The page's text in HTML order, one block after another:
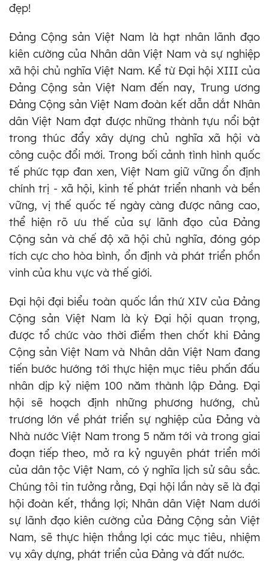
đẹp!
Đảng Cộng sản Việt Nam là hạt nhân lãnh đạo
kiên cường của Nhân dân Việt Nam và sự nghiệp
xã hội chủ nghĩa Việt Nam. Kể từ Đại hội XIII của
Đảng Cộng sản Việt Nam đến nay, Trung ương
Đảng Cộng sản Việt Nam đoàn kết dẫn dắt Nhân
dân Việt Nam đạt được những thành tựu nổi bật
trong thúc đẩy xây dựng chủ nghĩa xã hội và
công cuộc đổi mới. Trong bối cảnh tình hình quốc
tế phức tạp đan xen, Việt Nam giữ vững ổn định
chính trị - xã hội, kinh tế phát triển nhanh và bền
vững, vị thế quốc tế ngày càng được nâng cao,
thể hiện rõ ưu thế của sự lãnh đạo của Đảng
Cộng sản và chế độ xã hội chủ nghĩa, đóng góp
tích cực cho hòa bình, ổn định và phát triển phồn
vinh của khu vực và thế giới.
Đại hội đại biểu toàn quốc lần thứ XIV của Đảng
Cộng sản Việt Nam là kỳ Đại hội quan trọng,
được tổ chức vào thời điểm then chốt khi Đảng
Cộng sản Việt Nam và Nhân dân Việt Nam đang
tiến bước hướng tới thực hiện mục tiêu phấn đấu
nhân dịp kỷ niệm 100 năm thành lập Đảng. Đại
hội sẽ hoạch định những phương hướng, chủ
trương lớn về phát triển sự nghiệp của Đảng và
Nhà nước Việt Nam trong 5 năm tới và trong giai
đoạn tiếp theo, mở ra kỷ nguyên phát triển mới
của dân tộc Việt Nam, có ý nghĩa lịch sử sâu sắc.
Chúng tôi tin tưởng rằng, Đại hội lần này sẽ là đại
hội đoàn kết, thắng lợi; Nhân dân Việt Nam dưới
sự lãnh đạo kiên cường của Đảng Cộng sản Việt
Nam, sẽ thực hiện thắng lợi các mục tiêu, nhiệm
vụ xây dựng, phát triển của Đảng và đất nước.